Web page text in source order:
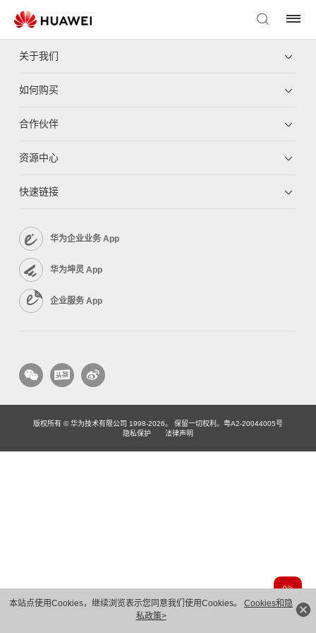
本站点使用Cookies，继续浏览表示您同意我们使用Cookies。 Cookies和隐
私政策>
关于我们
如何购买
合作伙伴
资源中心
快速链接
华为企业业务 App
华为坤灵 App
企业服务 App
版权所有 © 华为技术有限公司 1998-2026。 保留一切权利。粤A2-20044005号
隐私保护
法律声明